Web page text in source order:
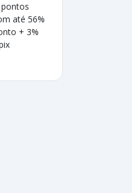
até 56%
+ 3%